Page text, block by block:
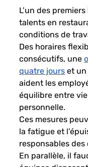
L’un des
talents en
conditions de
Des horaires
consécutifs, une
quatre jours et un
aident les
équilibre entre
personnelle.
Ces mesures
la fatigue et
responsables
En parallèle, il